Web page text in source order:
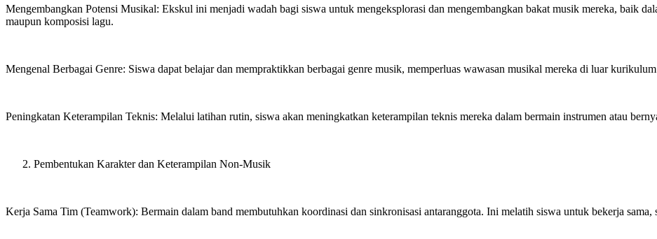
Mengembangkan Potensi Musikal: Ekskul ini menjadi wadah bagi siswa untuk mengeksplorasi dan mengembangkan bakat musik mereka, baik
maupun komposisi lagu.
Mengenal Berbagai Genre: Siswa dapat belajar dan mempraktikkan berbagai genre musik, memperluas wawasan musikal mereka di luar
Peningkatan Keterampilan Teknis: Melalui latihan rutin, siswa akan meningkatkan keterampilan teknis mereka dalam bermain instrumen atau
Pembentukan Karakter dan Keterampilan Non-Musik
Kerja Sama Tim (Teamwork): Bermain dalam band membutuhkan koordinasi dan sinkronisasi antaranggota. Ini melatih siswa untuk bekerja